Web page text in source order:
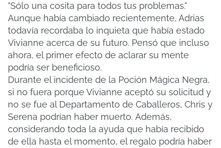
"Sólo una cosita para todos tus problemas."
Aunque había cambiado recientemente, Adrias
todavía recordaba lo inquieta que había estado
Vivianne acerca de su futuro. Pensó que incluso
ahora, el primer efecto de aclarar su mente
podría ser beneficioso.
Durante el incidente de la Poción Mágica Negra,
si no fuera porque Vivianne aceptó su solicitud y
no se fue al Departamento de Caballeros, Chris y
Serena podrían haber muerto. Además,
considerando toda la ayuda que había recibido
de ella hasta el momento, el regalo podría haber